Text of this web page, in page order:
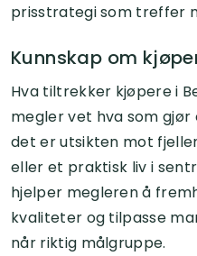
prisstrategi som treffer
Kunnskap om
Hva tiltrekker kjøpere i
megler vet hva som
det er utsikten mot
eller et praktisk liv i
hjelper megleren å
kvaliteter og tilpasse
når riktig målgruppe.